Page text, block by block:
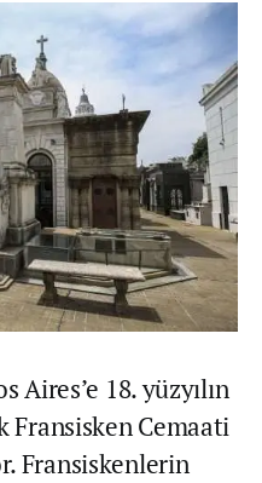
Aires’e 18. yüzyılın
Fransisken Cemaati
Fransiskenlerin